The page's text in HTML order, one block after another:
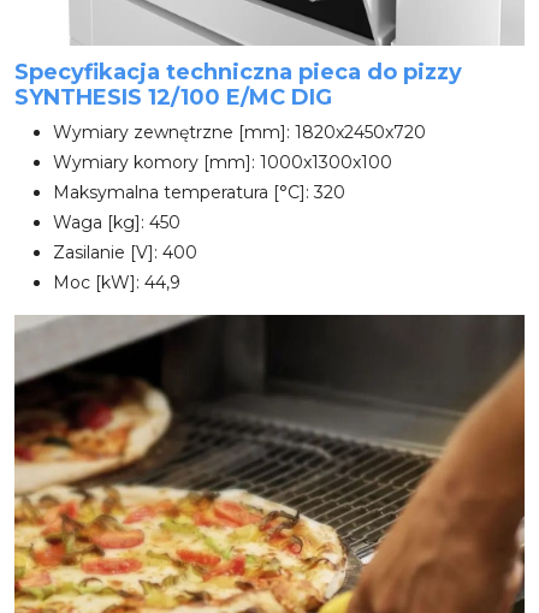
Specyfikacja techniczna pieca do pizzy
SYNTHESIS 12/100 E/MC DIG
Wymiary zewnętrzne [mm]: 1820x2450x720
Wymiary komory [mm]: 1000x1300x100
Maksymalna temperatura [°C]: 320
Waga [kg]: 450
Zasilanie [V]: 400
Moc [kW]: 44,9